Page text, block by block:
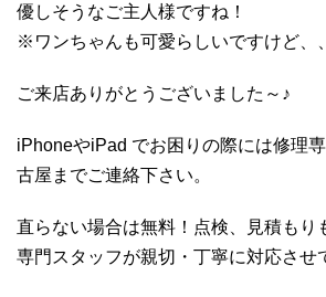
優しそうなご主人様ですね！
※ワンちゃんも可愛らしいですけど、
ご来店ありがとうございました～♪
iPhoneやiPad でお困りの際には修理
古屋までご連絡下さい。
直らない場合は無料！点検、見積もり
専門スタッフが親切・丁寧に対応させ